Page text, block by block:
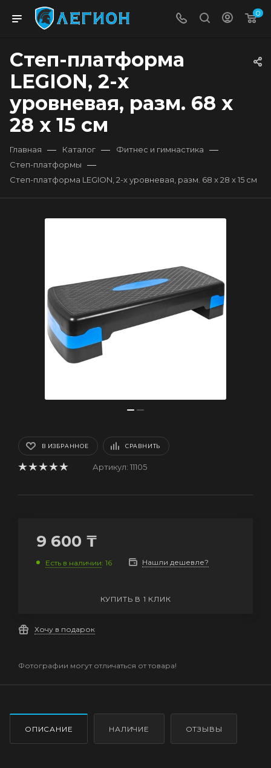
0
Степ-платформа
LEGION, 2-х
уровневая, разм. 68 x
28 x 15 см
Главная — Каталог — Фитнес и гимнастика —
Степ-платформы —
Степ-платформа LEGION, 2-х уровневая, разм. 68 x 28 x 15 см
В ИЗБРАННОЕ СРАВНИТЬ
Артикул: 11105
9 600 ₸
Есть в наличии: 16 Нашли дешевле?
КУПИТЬ В 1 КЛИК
Хочу в подарок
Фотографии могут отличаться от товара!
ОПИСАНИЕ НАЛИЧИЕ ОТЗЫВЫ